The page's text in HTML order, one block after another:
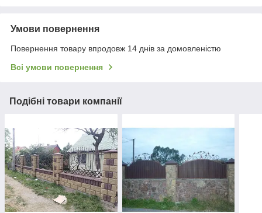
Умови повернення
Повернення товару впродовж 14 днів за домовленістю
Всі умови повернення
Подібні товари компанії